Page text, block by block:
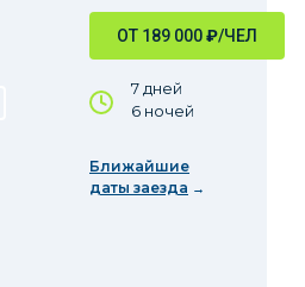
ОТ 189 000₽/ЧЕЛ
7 дней
6 ночей
Ближайшие
даты заезда